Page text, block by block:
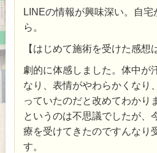
LINEの情報が興味深い。自
ら。
【はじめて施術を受けた感想
劇的に体感しました。体中が
なり、表情がやわらかくなり
っていたのだと改めてわかり
というのは不思議でしたが、
療を受けてきたのですんなり
す。